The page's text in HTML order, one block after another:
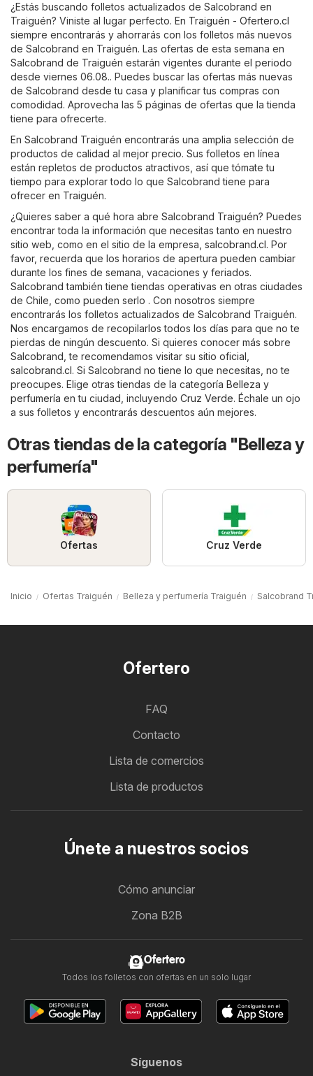
¿Estás buscando folletos actualizados de Salcobrand en
Traiguén? Viniste al lugar perfecto. En Traiguén - Ofertero.cl
siempre encontrarás y ahorrarás con los folletos más nuevos
de Salcobrand en Traiguén. Las ofertas de esta semana en
Salcobrand de Traiguén estarán vigentes durante el periodo
desde viernes 06.08.. Puedes buscar las ofertas más nuevas
de Salcobrand desde tu casa y planificar tus compras con
comodidad. Aprovecha las 5 páginas de ofertas que la tienda
tiene para ofrecerte.
En Salcobrand Traiguén encontrarás una amplia selección de
productos de calidad al mejor precio. Sus folletos en línea
están repletos de productos atractivos, así que tómate tu
tiempo para explorar todo lo que Salcobrand tiene para
ofrecer en Traiguén.
¿Quieres saber a qué hora abre Salcobrand Traiguén? Puedes
encontrar toda la información que necesitas tanto en nuestro
sitio web, como en el sitio de la empresa, salcobrand.cl. Por
favor, recuerda que los horarios de apertura pueden cambiar
durante los fines de semana, vacaciones y feriados.
Salcobrand también tiene tiendas operativas en otras ciudades
de Chile, como pueden serlo . Con nosotros siempre
encontrarás los folletos actualizados de Salcobrand Traiguén.
Nos encargamos de recopilarlos todos los días para que no te
pierdas de ningún descuento. Si quieres conocer más sobre
Salcobrand, te recomendamos visitar su sitio oficial,
salcobrand.cl. Si Salcobrand no tiene lo que necesitas, no te
preocupes. Elige otras tiendas de la categoría Belleza y
perfumería en tu ciudad, incluyendo Cruz Verde. Échale un ojo
a sus folletos y encontrarás descuentos aún mejores.
Otras tiendas de la categoría "Belleza y
perfumería"
Ofertas Cruz Verde
Inicio Ofertas Traiguén Belleza y perfumería Traiguén Salcobrand
Ofertero
FAQ
Contacto
Lista de comercios
Lista de productos
Únete a nuestros socios
Cómo anunciar
Zona B2B
Ofertero
Todos los folletos con ofertas en un solo lugar
Síguenos